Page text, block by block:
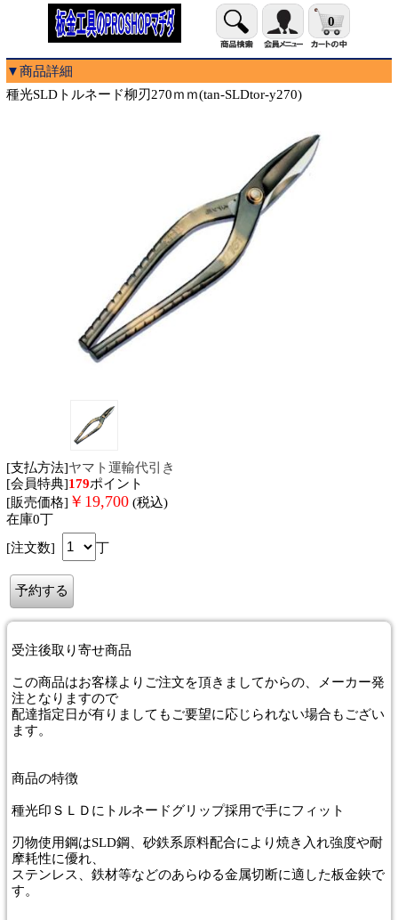
0
▼商品詳細
種光SLDトルネード柳刃270ｍｍ(tan-SLDtor-y270)
[支払方法]ヤマト運輸代引き
[会員特典]179ポイント
[販売価格] ￥ 19,700 (税込)
在庫0丁
[注文数]
丁
受注後取り寄せ商品
この商品はお客様よりご注文を頂きましてからの、メーカー発
注となりますので
配達指定日が有りましてもご要望に応じられない場合もござい
ます。
商品の特徴
種光印ＳＬＤにトルネードグリップ採用で手にフィット
刃物使用鋼はSLD鋼、砂鉄系原料配合により焼き入れ強度や耐
摩耗性に優れ、
ステンレス、鉄材等などのあらゆる金属切断に適した板金鋏で
す。